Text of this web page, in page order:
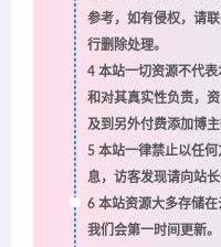
参考，如有侵权，请
行删除处理。
4本站一切资源不代表
和对其真实性负责，
及到另外付费添加博
5本站一律禁止以任何
息，访客发现请向站
6本站资源大多存储在
我们会第一时间更新。